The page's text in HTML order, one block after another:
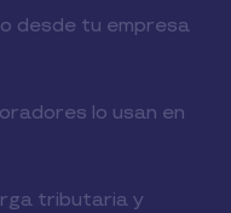
desde tu empresa
lo usan en
tributaria y